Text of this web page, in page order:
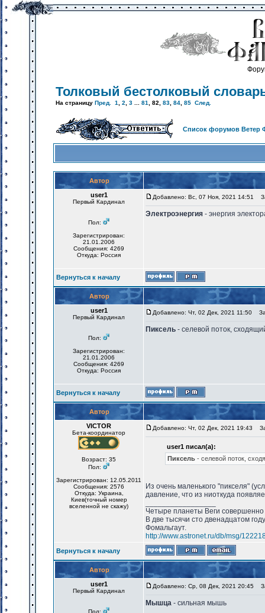
Толковый бестолковый
На страницу Пред. 1 2 3 81 82 83 84 85 След.
Список форумов Ветер
Автор
user1
Первый Кардинал
Пол:
Зарегистрирован:
21.01.2006
Сообщения: 4269
Откуда: Россия
Добавлено: Вс, 07 Ноя, 2021 14:51
Электроэнергия - энергия
Вернуться к началу
Автор
user1
Первый Кардинал
Пол:
Зарегистрирован:
21.01.2006
Сообщения: 4269
Откуда: Россия
Добавлено: Чт, 02 Дек, 2021 11:50
Пиксель - селевой поток,
Вернуться к началу
Автор
VICTOR
Бета-координатор
Возраст: 35
Пол:
Зарегистрирован: 12.05.2011
Сообщения: 2576
Откуда: Украина,
Киев(точный номер
вселенной не скажу)
Добавлено: Чт, 02 Дек, 2021 19:43
user1 писал(а):
Пиксель - селевой поток,
Из очень маленького "пикселя"
давление, что из ниоткуда
Четыре планеты Веги
В две тысячи сто двенадцатом
Фомальгаут.
http://www.astronet.ru/db/msg/
Вернуться к началу
Автор
user1
Первый Кардинал
Пол:
Добавлено: Ср, 08 Дек, 2021 20:45
Мышца - сильная мышь